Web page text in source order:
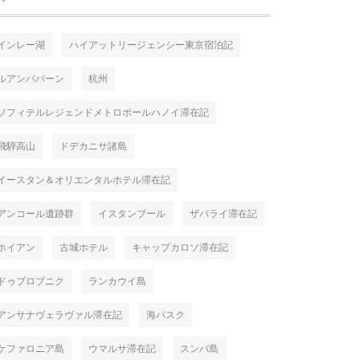
ンレー湖 ハイアットリージェンシー東京宿泊記
アンパバーン 杭州
フィテルレジェンドメトロポールハノイ滞在記
騨高山 ドデカニサ諸島
ースタン＆オリエンタルホテル滞在記
ンコール遺跡群 イスタンブール ザバライ滞在記
イアン 古城ホテル キャップカロソ滞在記
ゥブロブニク ランカウイ島
ンサナヴェラヴァル滞在記 海バスク
ファロニア島 ウマルサ滞在記 スンバ島